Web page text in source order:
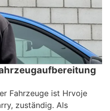
Fahrzeuge ist Hrvoje
zuständig. Als